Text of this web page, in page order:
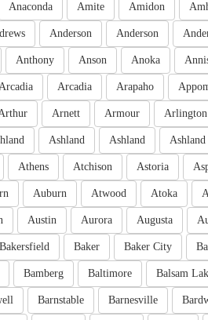
Amidon
Amite
Anaconda
Anderson
Anderson
Anoka
Anson
Anthony
Arapaho
Arcadia
Arlington
Armour
Arnett
Ashland
Ashland
Astoria
Atchison
Athens
Atoka
Atwood
Auburn
Augusta
Aurora
Austin
Baker City
Baker
Bakersfield
Balsam
Baltimore
Bamberg
Barnesville
Barnstable